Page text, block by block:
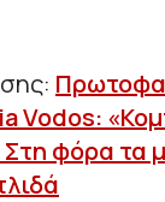
Vodos:
Στη φόρα τα